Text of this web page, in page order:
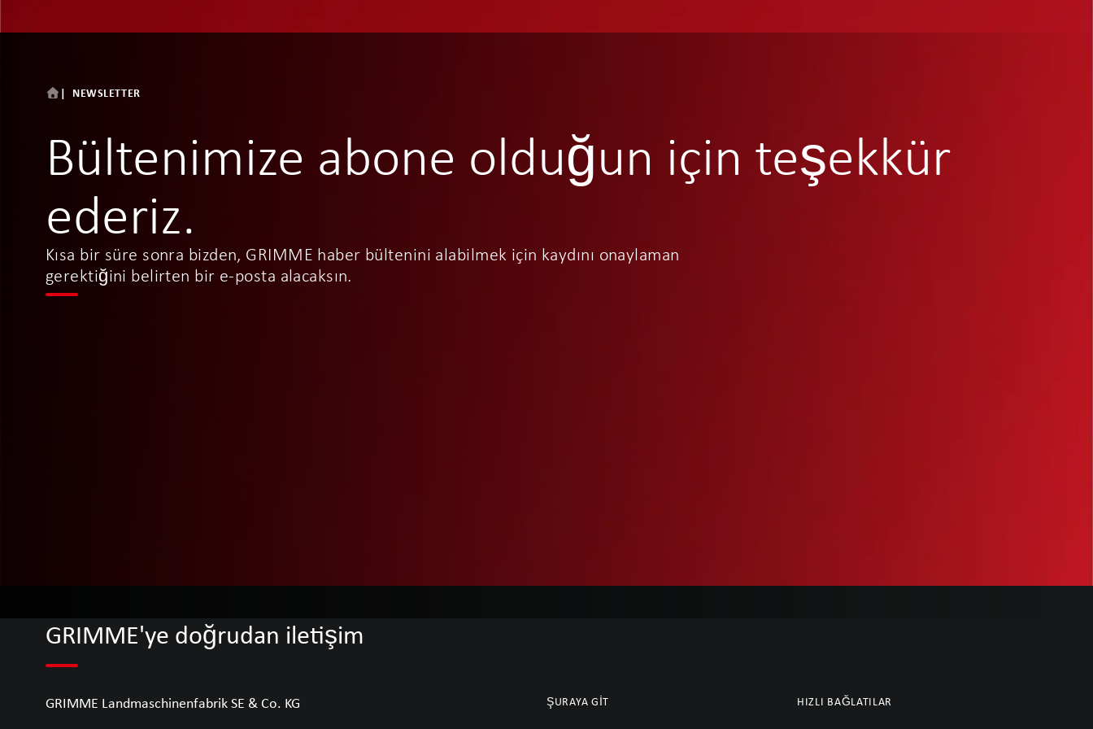
NEWSLETTER
Bültenimize abone olduğun için teşekkür
ederiz.
Kısa bir süre sonra bizden, GRIMME haber bültenini alabilmek için kaydını onaylaman
gerektiğini belirten bir e-posta alacaksın.
GRIMME'ye doğrudan iletişim
GRIMME Landmaschinenfabrik SE & Co. KG ŞURAYA GIT HIZLI BAĞLATILAR